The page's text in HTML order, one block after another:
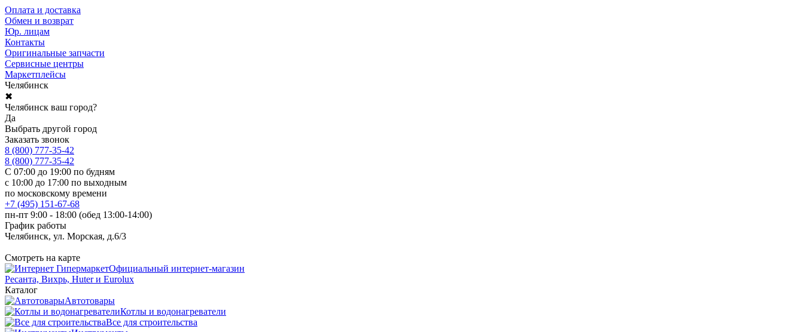
Оплата и доставка
Обмен и возврат
Юр. лицам
Контакты
Оригинальные запчасти
Сервисные центры
Маркетплейсы
Челябинск
✖
Челябинск ваш город?
Да
Выбрать другой город
Заказать звонок
8 (800) 777-35-42
8 (800) 777-35-42
С 07:00 до 19:00 по будням
с 10:00 до 17:00 по выходным
по московскому времени
+7 (495) 151-67-68
пн-пт 9:00 - 18:00 (обед 13:00-14:00)
График работы
Челябинск, ул. Морская, д.6/3
Смотреть на карте
Официальный интернет-магазин
Ресанта, Вихрь, Huter и Eurolux
Каталог
Автотовары
Котлы и водонагреватели
Все для строительства